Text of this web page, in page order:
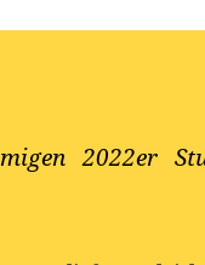
2022er